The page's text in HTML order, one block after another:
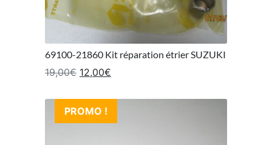
69100-21860 Kit réparation étrier SUZUKI
19,00€ Le prix initial était : 19,00€.
12,00€
PROMO !